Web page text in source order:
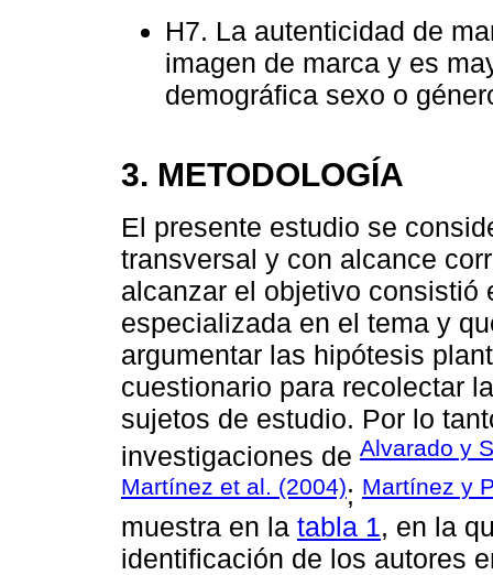
H7. La autenticidad de
imagen de marca y es
demográfica sexo o
3. METODOLOGÍA
El presente estudio se
transversal y con alcance
alcanzar el objetivo consistió
especializada en el tema y
argumentar las hipótesis
cuestionario para recolectar
sujetos de estudio. Por lo
investigaciones de Alvarado y
Martínez et al. (2004); Martínez y
muestra en la tabla 1, en la
identificación de los autores